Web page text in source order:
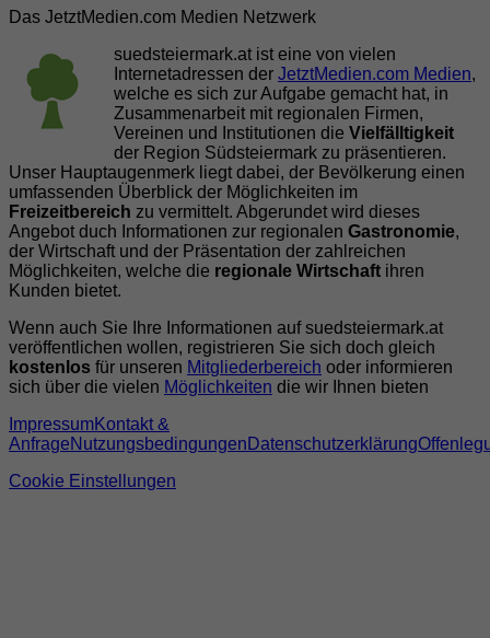
Das JetztMedien.com Medien Netzwerk
suedsteiermark.at ist eine von vielen
Internetadressen der JetztMedien.com Medien,
welche es sich zur Aufgabe gemacht hat, in
Zusammenarbeit mit regionalen Firmen,
Vereinen und Institutionen die Vielfälltigkeit
der Region Südsteiermark zu präsentieren.
Unser Hauptaugenmerk liegt dabei, der Bevölkerung einen
umfassenden Überblick der Möglichkeiten im
Freizeitbereich zu vermittelt. Abgerundet wird dieses
Angebot duch Informationen zur regionalen Gastronomie,
der Wirtschaft und der Präsentation der zahlreichen
Möglichkeiten, welche die regionale Wirtschaft ihren
Kunden bietet.
Wenn auch Sie Ihre Informationen auf suedsteiermark.at
veröffentlichen wollen, registrieren Sie sich doch gleich
kostenlos für unseren Mitgliederbereich oder informieren
sich über die vielen Möglichkeiten die wir Ihnen bieten
ImpressumKontakt &
AnfrageNutzungsbedingungen Datenschutzerklärung
Cookie Einstellungen